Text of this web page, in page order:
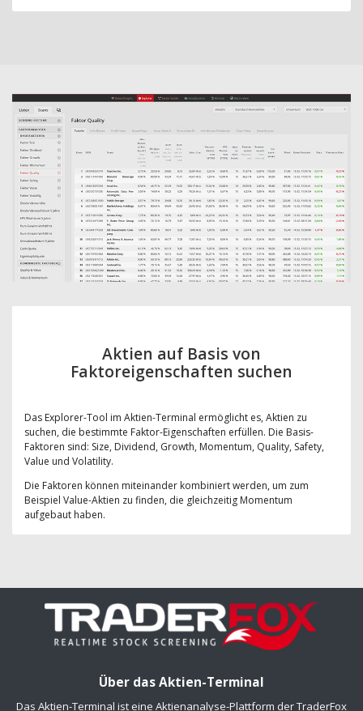
Aktien auf Basis von
Faktoreigenschaften suchen
Das Explorer-Tool im Aktien-Terminal ermöglicht es, Aktien zu
suchen, die bestimmte Faktor-Eigenschaften erfüllen. Die Basis-
Faktoren sind: Size, Dividend, Growth, Momentum, Quality, Safety,
Value und Volatility.
Die Faktoren können miteinander kombiniert werden, um zum
Beispiel Value-Aktien zu finden, die gleichzeitig Momentum
aufgebaut haben.
Über das Aktien-Terminal
Das Aktien-Terminal ist eine Aktienanalyse-Plattform der TraderFox